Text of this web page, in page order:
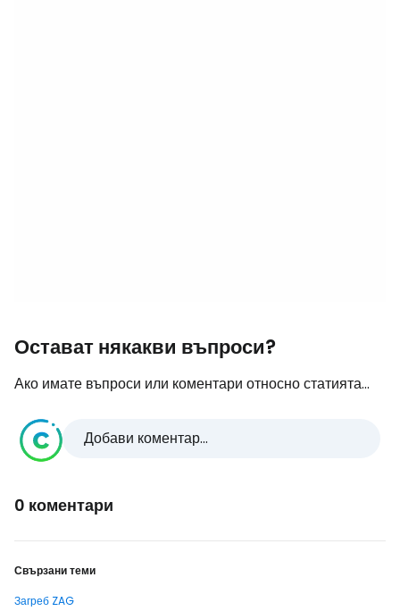
Остават някакви въпроси?
Ако имате въпроси или коментари относно статията...
Добави коментар...
0 коментари
Свързани теми
Загреб ZAG